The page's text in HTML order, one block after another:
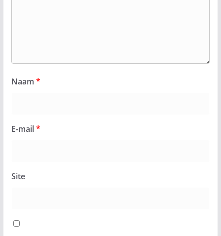
Naam *
E-mail*
Site